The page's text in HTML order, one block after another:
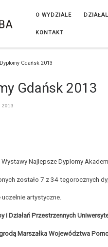
O WYDZIALE
KONTAKT
Gdańsk 2013
Gdańsk 2013
2013
Najlepsze Dyplomy
zostało 7 z 34 tegorocznych
artystyczne.
i Działań Przestrzennych
Marszałka Województwa